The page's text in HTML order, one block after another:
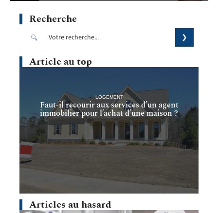
Recherche
Article au top
LOGEMENT
Faut-il recourir aux services d’un agent
immobilier pour l’achat d’une maison ?
Articles au hasard